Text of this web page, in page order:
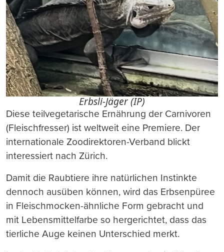
Erbsli-Jäger (IP)
Diese teilvegetarische Ernährung der Carnivoren
(Fleischfresser) ist weltweit eine Premiere. Der
internationale Zoodirektoren-Verband blickt
interessiert nach Zürich.
Damit die Raubtiere ihre natürlichen Instinkte
dennoch ausüben können, wird das Erbsenpüree
in Fleischmocken-ähnliche Form gebracht und
mit Lebensmittelfarbe so hergerichtet, dass das
tierliche Auge keinen Unterschied merkt.